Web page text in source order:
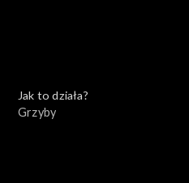
Jak to działa?
Grzyby